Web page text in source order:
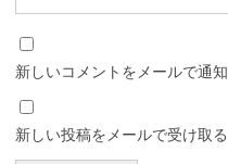
新しいコメントをメールで通知
新しい投稿をメールで受け取る